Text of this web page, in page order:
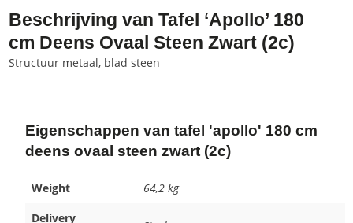
Beschrijving van Tafel ‘Apollo’ 180
cm Deens Ovaal Steen Zwart (2c)
Structuur metaal, blad steen
Eigenschappen van tafel 'apollo' 180 cm
deens ovaal steen zwart (2c)
Weight
64,2 kg
Delivery